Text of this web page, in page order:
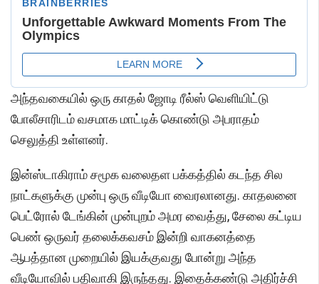
அந்தவகையில் ஒரு காதல் ஜோடி ரீல்ஸ் வெளியிட்டு
போலீசாரிடம் வசமாக மாட்டிக் கொண்டு அபராதம்
செலுத்தி உள்ளனர்.
இன்ஸ்டாகிராம் சமூக வலைதள பக்கத்தில் கடந்த சில
நாட்களுக்கு முன்பு ஒரு வீடியோ வைரலானது. காதலனை
பெட்ரோல் டேங்கின் முன்புறம் அமர வைத்து, சேலை கட்டிய
பெண் ஒருவர் தலைக்கவசம் இன்றி வாகனத்தை
ஆபத்தான முறையில் இயக்குவது போன்று அந்த
வீடியோவில் பதிவாகி இருந்தது. இதைக்கண்டு அதிர்ச்சி